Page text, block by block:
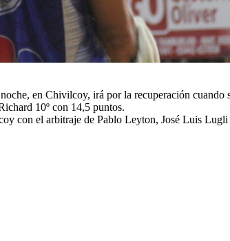
en Chivilcoy, irá por la recuperación cuando
10º con 14,5 puntos.
con el arbitraje de Pablo Leyton, José Luis